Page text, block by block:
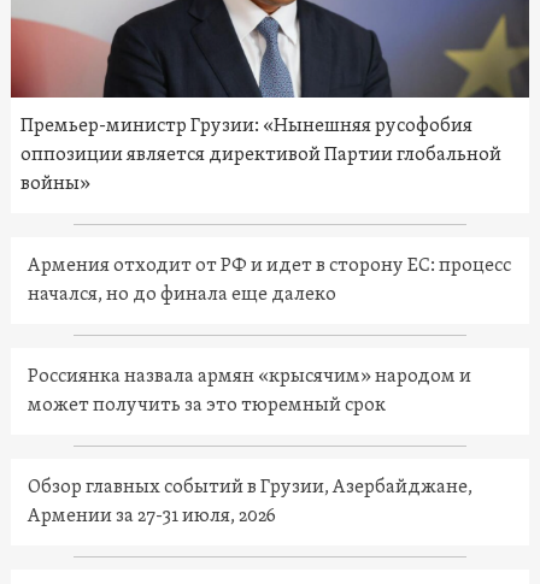
Премьер-министр Грузии: «Нынешняя русофобия
оппозиции является директивой Партии глобальной
войны»
Армения отходит от РФ и идет в сторону ЕС: процесс
начался, но до финала еще далеко
Россиянка назвала армян «крысячим» народом и
может получить за это тюремный срок
Обзор главных событий в Грузии, Азербайджане,
Армении за 27-31 июля, 2026